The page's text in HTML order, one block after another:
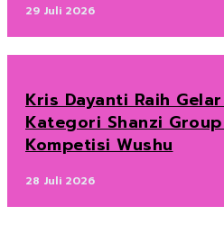
29 Juli 2026
Kris Dayanti Raih
Kategori Shanzi Group
Kompetisi Wushu
28 Juli 2026